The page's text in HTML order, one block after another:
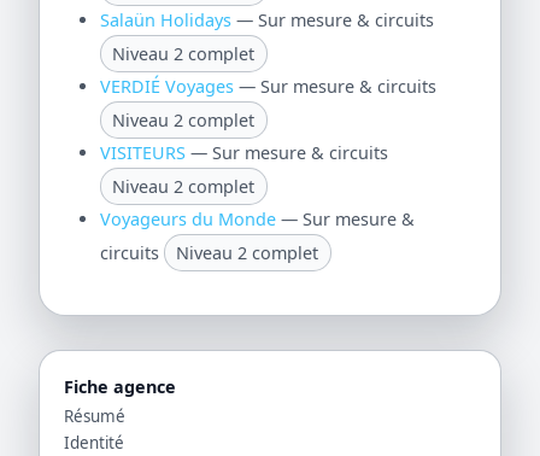
Salaün Holidays— Sur mesure & circuits
Niveau 2 complet
VERDIÉ Voyages— Sur mesure & circuits
Niveau 2 complet
VISITEURS— Sur mesure & circuits
Niveau 2 complet
Voyageurs du Monde— Sur mesure &
circuits
Niveau 2 complet
Fiche agence
Résumé
Identité